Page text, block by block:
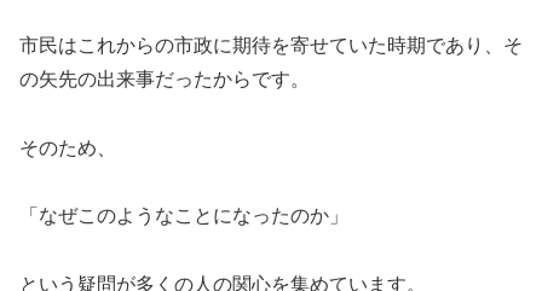
市民はこれからの市政に期待を寄せていた時期であり、そ
の矢先の出来事だったからです。
そのため、
「なぜこのようなことになったのか」
という疑問が多くの人の関心を集めています。